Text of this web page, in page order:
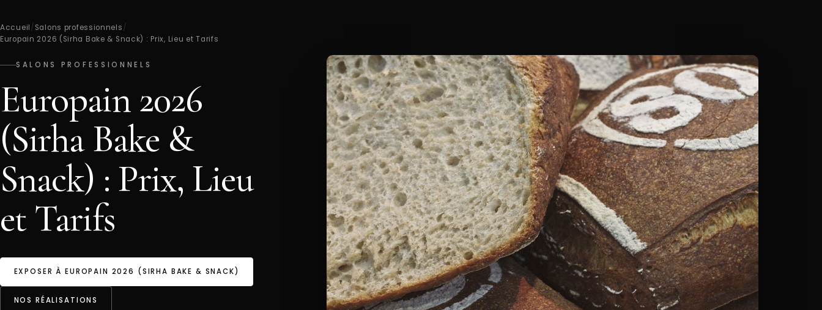
Accueil/ Salons professionnels/
Europain 2026 (Sirha Bake & Snack) : Prix, Lieu et Tarifs
SALONS PROFESSIONNELS
Europain 2026
(Sirha Bake &
Snack) : Prix, Lieu
et Tarifs
EXPOSER À EUROPAIN 2026 (SIRHA BAKE & SNACK)
NOS RÉALISATIONS